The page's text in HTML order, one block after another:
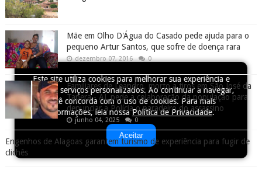
Este site utiliza cookies para melhorar sua experiência e
fornecer serviços personalizados. Ao continuar a navegar,
você concorda com o uso de cookies. Para mais
informações, leia nossaPolítica de Privacidade.
Aceitar
Mãe em Olho D'Água do Casado pede ajuda para o
pequeno Artur Santos, que sofre de doença rara
dezembro 07, 2016 0
Familiares de Leandro, morto a tiros em São José da
Tapera - AL pede a colaboração da população para
denunciar a Polícia o paradeiro do assassino
junho 04, 2025 0
Engenhos de Alagoas garantem turismo de experiência para fugir de
clichês